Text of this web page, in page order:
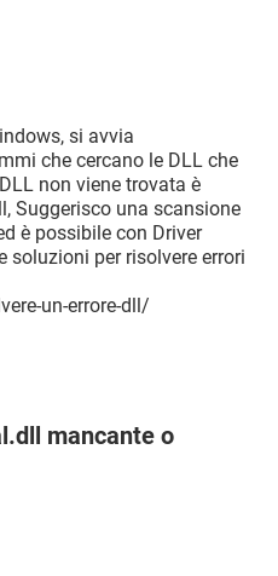
si avvia
che cercano le DLL che
non viene trovata è
Suggerisco una scansione
è possibile con Driver
soluzioni per risolvere errori
un-errore-dll/
mancante o